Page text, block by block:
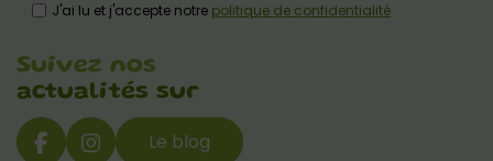
J'ai lu et j'accepte notre politique de confidentialité
Suivez nos
actualités sur
Le blog